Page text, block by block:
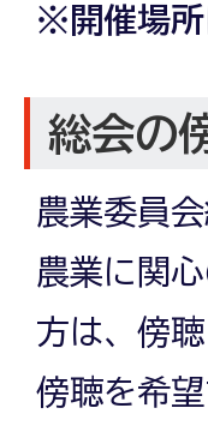
※開催場所
総会の
農業委員
農業に関
方は、傍
傍聴を希